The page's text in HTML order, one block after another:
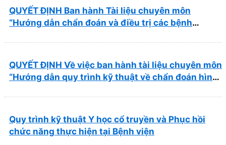
QUYẾT ĐỊNH Ban hành Tài liệu chuyên môn
“Hướng dẫn chẩn đoán và điều trị các bệnh
QUYẾT ĐỊNH Về việc ban hành tài liệu chuyên môn
“Hướng dẫn quy trình kỹ thuật về chẩn đoán hình
Quy trình kỹ thuật Y học cổ truyền và Phục hồi
chức năng thực hiện tại Bệnh viện